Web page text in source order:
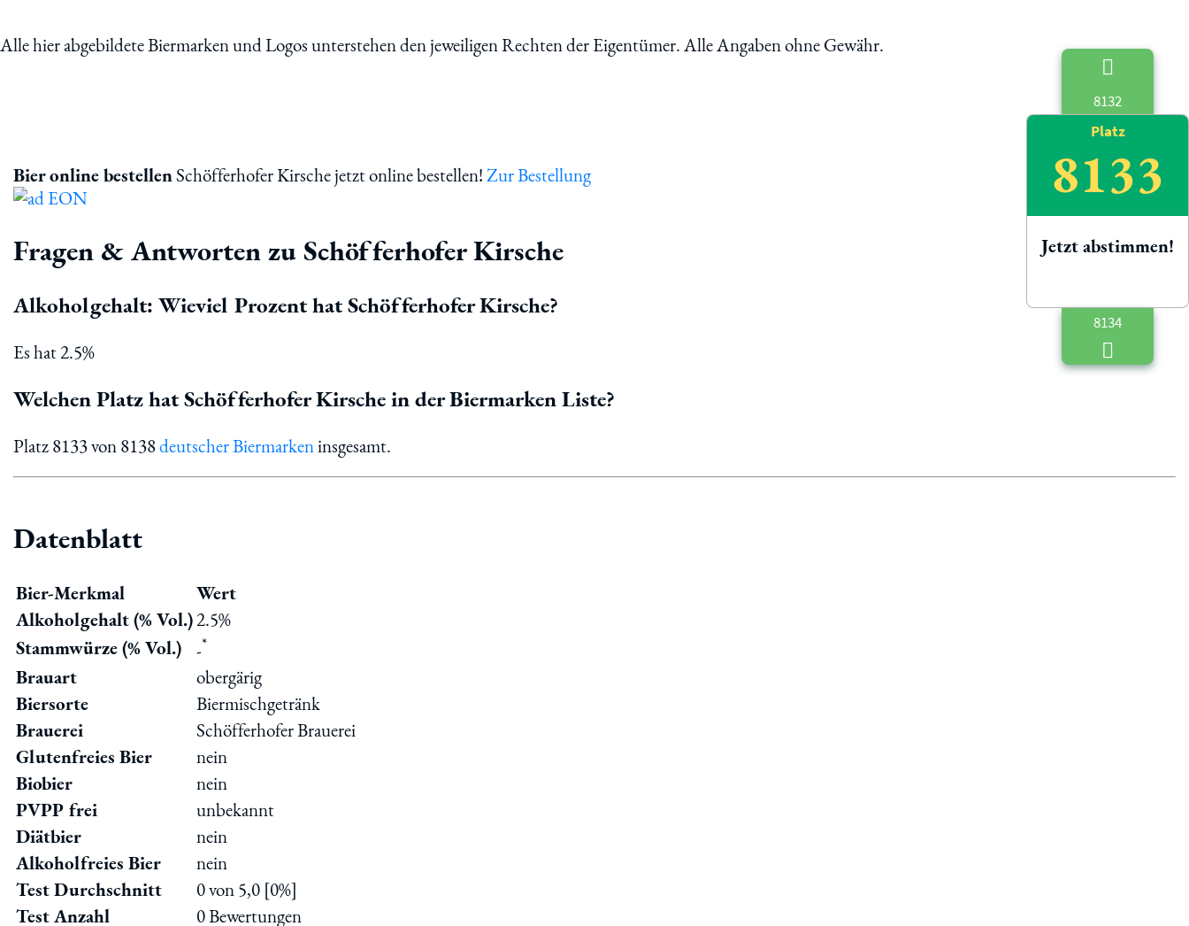
Alle hier abgebildete Biermarken und Logos unterstehen den jeweiligen Rechten der Eigentümer. Alle Angaben ohne Gewähr.
8132
Platz
8133
Jetzt abstimmen!
8134
Bier online bestellenSchöfferhofer Kirsche jetzt online bestellen!Zur Bestellung
Fragen & Antworten zu Schöfferhofer Kirsche
Alkoholgehalt: Wieviel Prozent hat Schöfferhofer Kirsche?
Es hat 2.5%
Welchen Platz hat Schöfferhofer Kirsche in der Biermarken Liste?
Platz 8133 von 8138deutscher Biermarkeninsgesamt.
Datenblatt
Bier-Merkmal
Wert
Alkoholgehalt (% Vol.)2.5%
Stammwürze (% Vol.)
-*
Brauart
obergärig
Biersorte
Biermischgetränk
Brauerei
Schöfferhofer Brauerei
Glutenfreies Bier
nein
Biobier
nein
PVPP frei
unbekannt
Diätbier
nein
Alkoholfreies Bier
nein
Test Durchschnitt
0 von 5,0 [0%]
Test Anzahl
0 Bewertungen